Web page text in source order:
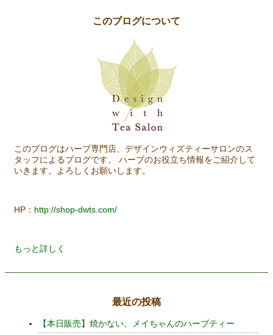
このブログについて
このブログはハーブ専門店、デザインウィズティーサロンのス
タッフによるブログです。 ハーブのお役立ち情報をご紹介して
いきます。よろしくお願いします。
HP： http://shop-dwts.com/
もっと詳しく
最近の投稿
【本日販売】焼かない、メイちゃんのハーブティー